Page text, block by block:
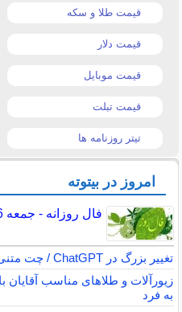
قیمت طلا و سکه
قیمت دلار
قیمت موبایل
قیمت تبلت
تیتر روزنامه ها
امروز در بیتوته
فال روزانه - جمعه 16 مرداد 1405
تغییر بزرگ در ChatGPT / چت متنی نامحدود و رایگان
زیورآلات و طلاهای مناسب
به فرد